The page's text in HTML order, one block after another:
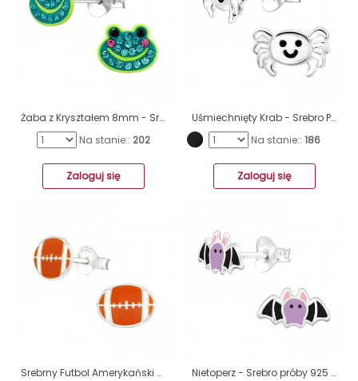
Żaba z Kryształem 8mm - Srebro Próby 925 Kolorowe Kolczyki Ze Sztyftem A4S49832
Na stanie:: 202
Zaloguj się
Uśmiechnięty Krab - Srebro Próby 925 Kolorowe Kolczyki Ze Sztyftem A4S44660
Na stanie:: 186
Zaloguj się
Srebrny Futbol Amerykański - Srebro próby 925 Kolorowe kolczyki ze sztyftem A4S17795
Nietoperz - Srebro próby 925 Kolorowe kolczyki ze sztyftem A4S44627